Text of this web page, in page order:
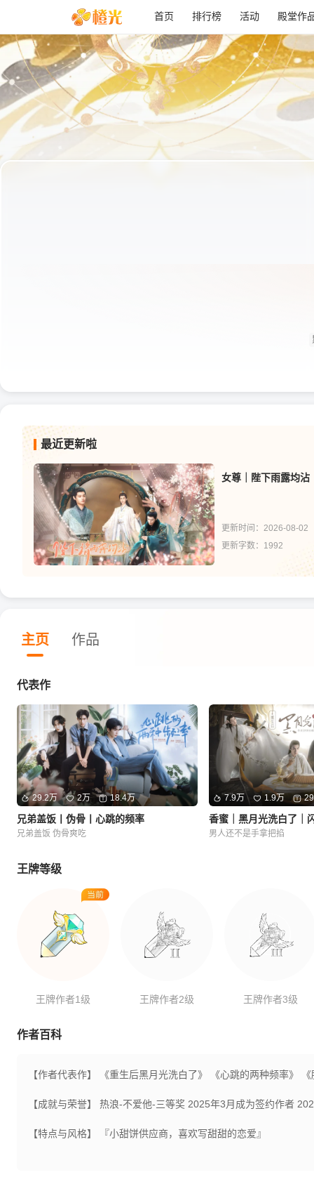
首页 排行榜 活动 殿堂作
最近更新啦
更新时间：2026-08-02
更新字数：1992
主页 作品
代表作
29.2万 2万 18.4万
兄弟盖饭丨伪骨丨心跳的频率
兄弟盖饭 伪骨爽吃
7.9万 1.9万
香蜜｜黑月光洗白了｜
男人还不是手拿把掐
王牌等级
王牌作者1级 王牌作者2级 王牌作者3级
作者百科
【作者代表作】 《重生后黑月光洗白了》 《心跳的两种频率》
【成就与荣誉】 热浪-不爱他-三等奖 2025年3月成为签约作者
【特点与风格】 『小甜饼供应商，喜欢写甜甜的恋爱』